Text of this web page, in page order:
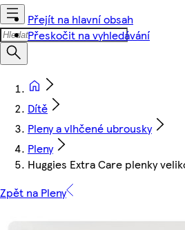
Přejít na hlavní obsah
Přeskočit na vyhledávání
Dítě
Pleny a vlhčené ubrousky
Pleny
Huggies Extra Care plenky
Zpět na Pleny